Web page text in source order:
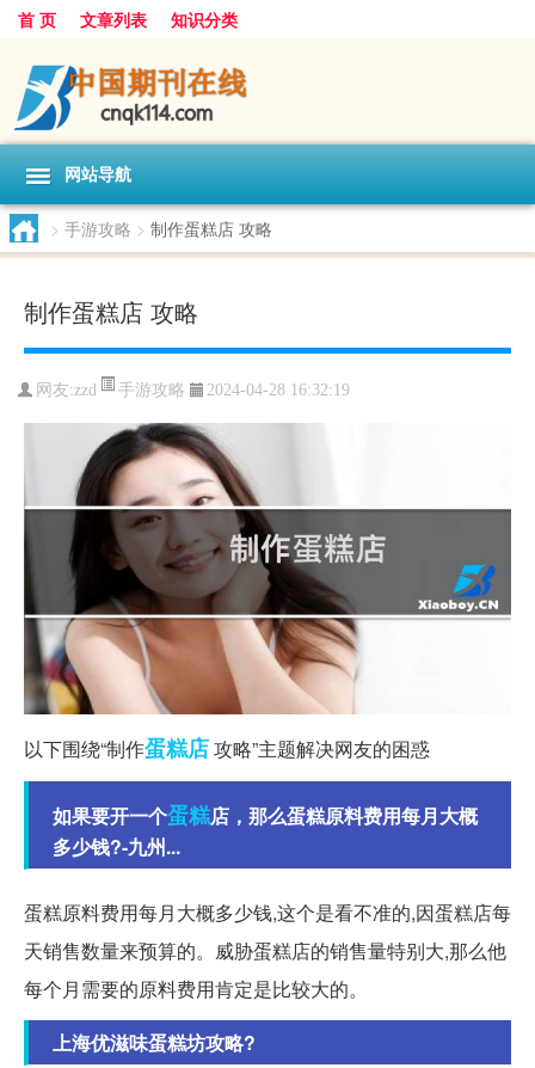
首 页 文章列表 知识分类
网站导航
> 手游攻略 > 制作蛋糕店 攻略
制作蛋糕店 攻略
网友:zzd 手游攻略 2024-04-28 16:32:19
以下围绕“制作蛋糕店攻略”主题解决网友的困惑
如果要开一个蛋糕店，那么蛋糕原料费用每月大概
多少钱?-九州...
蛋糕原料费用每月大概多少钱,这个是看不准的,因蛋糕店每
天销售数量来预算的。威胁蛋糕店的销售量特别大,那么他
每个月需要的原料费用肯定是比较大的。
上海优滋味蛋糕坊攻略?